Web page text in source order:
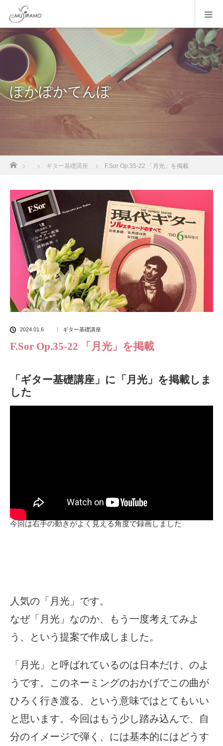
ぽかぽかてんぽ
ギター基礎講座 F.Sor Op.35-22 「月光」を掲載
2024.01.6 ギター基礎講座
F.Sor Op.35-22 「月光」を掲載
「ギター基礎講座」に「月光」を掲載しま
した
今回は右手の動きがよく見える角度で録画しました
人気の「月光」です。
なぜ「月光」なのか、もう一度考えてみよ
う、という提案で作成しました。
「月光」と呼ばれているのは日本だけ、のよ
うです。このネーミングのおかげでこの曲が
ひろく行き渡る、という意味ではとてもいい
と思います。今回はもう少し踏み込んで、自
分のイメージで弾く、には基本的にはどうす